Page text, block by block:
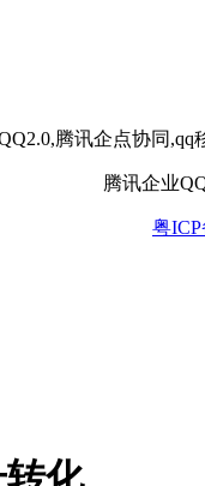
腾讯企业
粤ICP